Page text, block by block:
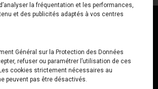
la fréquentation et les performances,
et des publicités adaptés à vos centres
Général sur la Protection des Données
refuser ou paramétrer l’utilisation de ces
cookies strictement nécessaires au
peuvent pas être désactivés.
Du Lundi au Vendredi
10h00 – 12h30 // 14h00 –
19h00